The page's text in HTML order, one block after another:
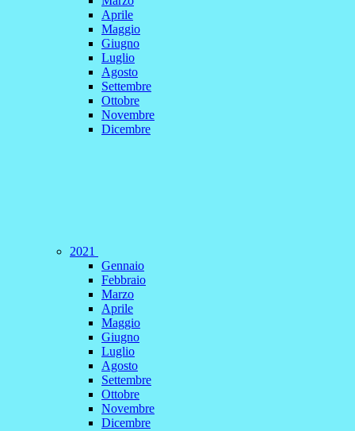
Aprile
Maggio
Giugno
Luglio
Agosto
Settembre
Ottobre
Novembre
Dicembre
2021
Gennaio
Febbraio
Marzo
Aprile
Maggio
Giugno
Luglio
Agosto
Settembre
Ottobre
Novembre
Dicembre